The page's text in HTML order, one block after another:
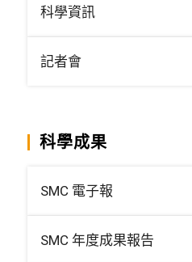
科學資訊
記者會
科學成果
SMC 電子報
SMC 年度成果報告